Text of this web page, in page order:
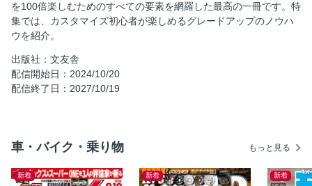
ジムニーの前/後/サイドの死角をカメラ映像でカバーする
オンラインシステムがジムニー時間を「楽しく」「便利」に
する！
EXEAが専用設計のカーアクセサリーで不便をスタイリッシ
ュに解消する
アンティークな装いとデニムの風合いで魅せるリビングライ
新登場
る。
を100倍楽しむためのすべての要素を網羅した最高の一冊です。特
集では、カスタマイズ初心者が楽しめるグレードアップのノウハ
ウを紹介。
出版社：文友舎
配信開始日：2024/10/20
配信終了日：2027/10/19
車・バイク・乗り物 もっと見る
新着 新着 新着